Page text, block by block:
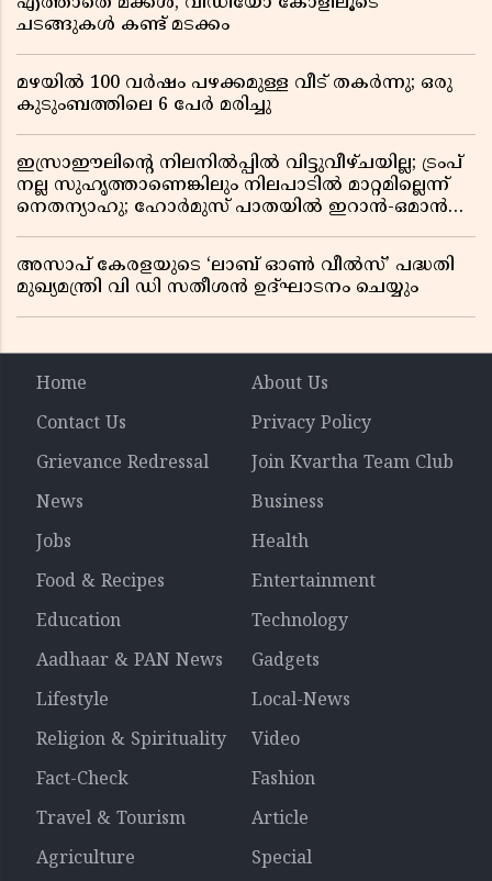
ചടങ്ങുകൾ കണ്ട് മടക്കം
മഴയിൽ 100 വർഷം പഴക്കമുള്ള വീട് തകർന്നു; ഒരു
കുടുംബത്തിലെ 6 പേർ മരിച്ചു
ഇസ്രാഈലിന്റെ നിലനിൽപ്പിൽ വിട്ടുവീഴ്ചയില്ല; ട്രംപ്
നല്ല സുഹൃത്താണെങ്കിലും നിലപാടിൽ മാറ്റമില്ലെന്ന്
നെതന്യാഹു; ഹോർമുസ് പാതയിൽ ഇറാൻ-ഒമാൻ
അസാപ് കേരളയുടെ ‘ലാബ് ഓൺ വീൽസ്’ പദ്ധതി
മുഖ്യമന്ത്രി വി ഡി സതീശൻ ഉദ്ഘാടനം ചെയ്യും
Home
About Us
Contact Us
Privacy Policy
Grievance Redressal
Join Kvartha Team Club
News
Business
Jobs
Health
Food & Recipes
Entertainment
Education
Technology
Aadhaar & PAN News
Gadgets
Lifestyle
Local-News
Religion & Spirituality
Video
Fact-Check
Fashion
Travel & Tourism
Article
Agriculture
Special